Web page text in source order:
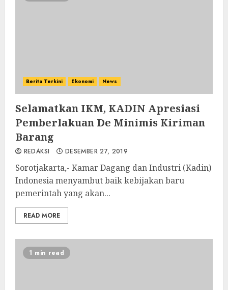
Berita Terkini Ekonomi News
Selamatkan IKM, KADIN Apresiasi
Pemberlakuan De Minimis Kiriman
Barang
REDAKSI DESEMBER 27, 2019
Sorotjakarta,- Kamar Dagang dan Industri (Kadin)
Indonesia menyambut baik kebijakan baru
pemerintah yang akan...
READ MORE
1 min read